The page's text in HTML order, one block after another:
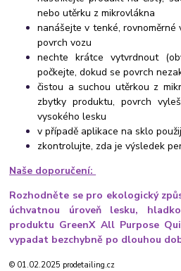
nebo utěrku z mikrovlákna
nanášejte v tenké, rovnoměrné
povrch vozu
nechte krátce vytvrdnout
počkejte, dokud se povrch
čistou a suchou utěrkou z
zbytky produktu, povrch
vysokého lesku
v případě aplikace na sklo
zkontrolujte, zda je výsledek
Naše doporučení:
Rozhodněte se pro ekologický
úchvatnou úroveň lesku,
produktu GreenX All Purpose
vypadat bezchybně po dlouhou
© 01.02.2025 prodetailing.cz